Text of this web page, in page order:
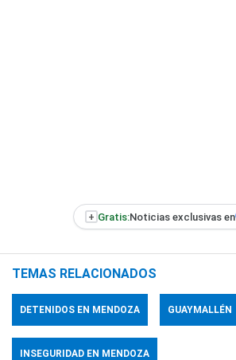
+ Gratis:Noticias exclusivas en
TEMAS RELACIONADOS
DETENIDOS EN MENDOZA GUAYMALLÉN
INSEGURIDAD EN MENDOZA